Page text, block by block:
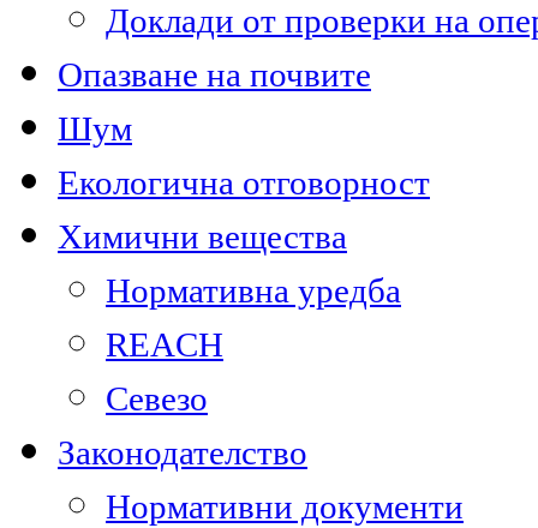
Доклади от проверки на
Опазване на почвите
Шум
Екологична отговорност
Химични вещества
Нормативна уредба
REACH
Севезо
Законодателство
Нормативни документи